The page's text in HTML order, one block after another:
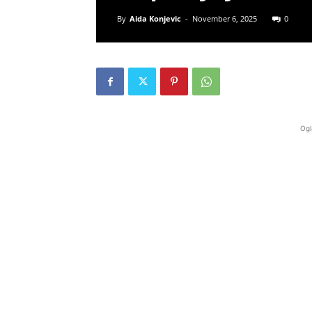
By Aida Konjevic - November 6, 2025 0